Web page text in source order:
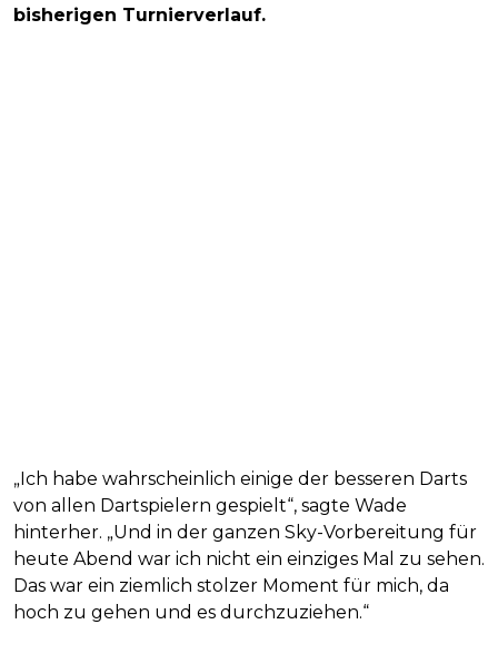
bisherigen Turnierverlauf.
„Ich habe wahrscheinlich einige der besseren Darts
von allen Dartspielern gespielt“, sagte Wade
hinterher. „Und in der ganzen Sky-Vorbereitung für
heute Abend war ich nicht ein einziges Mal zu sehen.
Das war ein ziemlich stolzer Moment für mich, da
hoch zu gehen und es durchzuziehen.“